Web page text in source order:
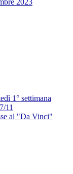
2023
1° settimana
11
al "Da Vinci"